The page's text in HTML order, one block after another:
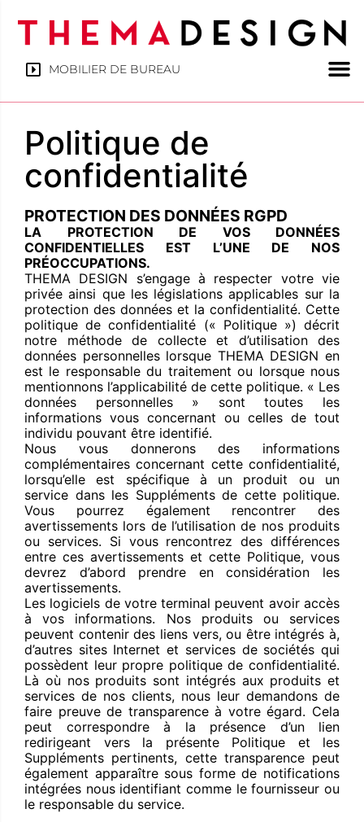
MOBILIER DE BUREAU
Politique de
confidentialité
PROTECTION DES DONNÉES RGPD
LA PROTECTION DE VOS DONNÉES
CONFIDENTIELLES EST L’UNE DE NOS
PRÉOCCUPATIONS.
THEMA DESIGN s’engage à respecter votre vie
privée ainsi que les législations applicables sur la
protection des données et la confidentialité. Cette
politique de confidentialité (« Politique ») décrit
notre méthode de collecte et d’utilisation des
données personnelles lorsque THEMA DESIGN en
est le responsable du traitement ou lorsque nous
mentionnons l’applicabilité de cette politique. « Les
données personnelles » sont toutes les
informations vous concernant ou celles de tout
individu pouvant être identifié.
Nous vous donnerons des informations
complémentaires concernant cette confidentialité,
lorsqu’elle est spécifique à un produit ou un
service dans les Suppléments de cette politique.
Vous pourrez également rencontrer des
avertissements lors de l’utilisation de nos produits
ou services. Si vous rencontrez des différences
entre ces avertissements et cette Politique, vous
devrez d’abord prendre en considération les
avertissements.
Les logiciels de votre terminal peuvent avoir accès
à vos informations. Nos produits ou services
peuvent contenir des liens vers, ou être intégrés à,
d’autres sites Internet et services de sociétés qui
possèdent leur propre politique de confidentialité.
Là où nos produits sont intégrés aux produits et
services de nos clients, nous leur demandons de
faire preuve de transparence à votre égard. Cela
peut correspondre à la présence d’un lien
redirigeant vers la présente Politique et les
Suppléments pertinents, cette transparence peut
également apparaître sous forme de notifications
intégrées nous identifiant comme le fournisseur ou
le responsable du service.